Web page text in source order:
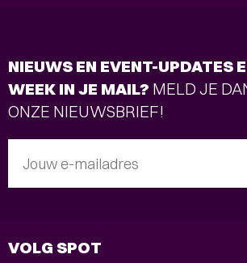
NIEUWS EN EVENT-UPDATES
WEEK IN JE MAIL? MELD JE
ONZE NIEUWSBRIEF!
Jouw e-mailadres
VOLG SPOT